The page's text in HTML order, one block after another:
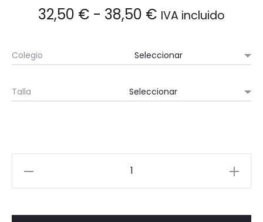
32,50 € - 38,50 € Rango
precios:
desde
hasta
38,50 €
IVA incluido
Colegio
Talla
cantidad